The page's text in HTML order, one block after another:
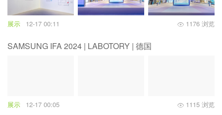
展示 12-17 00:11 1176 浏览
SAMSUNG IFA 2024 | LABOTORY | 德国
展示 12-17 00:05 1115 浏览